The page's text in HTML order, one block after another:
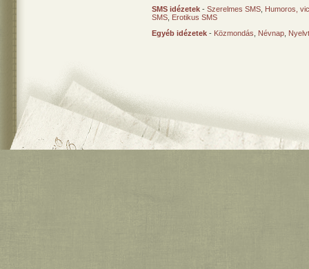
SMS idézetek - Szerelmes SMS Humoros,
SMS Erotikus SMS
Egyéb idézetek - Közmondás Névnap